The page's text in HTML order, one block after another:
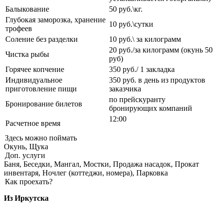
Балыкование
50 руб.\кг.
Глубокая заморозка, хранение
трофеев
10 руб.\сутки
Соление без разделки
10 руб.\ за килограмм
Чистка рыбы
20 руб./за килограмм (окунь 50
руб)
Горячее копчение
350 руб./ 1 закладка
Индивидуальное
приготовление пищи
350 руб. в день из продуктов
заказчика
Бронирование билетов
по прейскуранту
бронирующих компаний
Расчетное время
12:00
Здесь можно поймать
Окунь, Щука
Доп. услуги
Баня, Беседки, Мангал, Мостки, Продажа насадок, Прокат
инвентаря, Ночлег (коттеджи, номера), Парковка
Как проехать?
Из Иркутска